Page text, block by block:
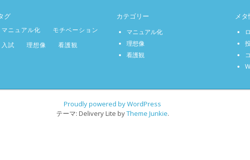
グ
マニュアル化
モチベーション
入試
理想像 看護観
カテゴリー
マニュアル化
理想像
看護観
メタ
Proudly powered by WordPress
テーマ: Delivery Lite byTheme Junkie.